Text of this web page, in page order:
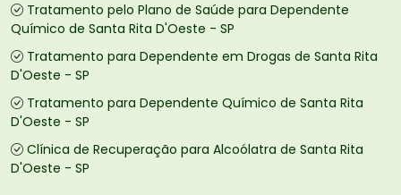
Tratamento pelo Plano de Saúde para Dependente
Químico de Santa Rita D'Oeste - SP
Tratamento para Dependente em Drogas de Santa Rita
D'Oeste - SP
Tratamento para Dependente Químico de Santa Rita
D'Oeste - SP
Clínica de Recuperação para Alcoólatra de Santa Rita
D'Oeste - SP